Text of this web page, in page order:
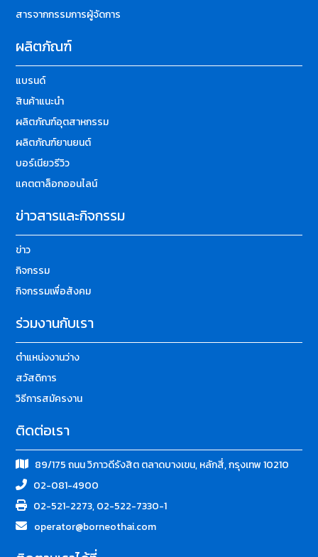
สารจากกรรมการผู้จัดการ
ผลิตภัณฑ์
แบรนด์
สินค้าแนะนำ
ผลิตภัณฑ์อุตสาหกรรม
ผลิตภัณฑ์ยานยนต์
บอร์เนียวรีวิว
แคตตาล็อกออนไลน์
ข่าวสารและกิจกรรม
ข่าว
กิจกรรม
กิจกรรมเพื่อสังคม
ร่วมงานกับเรา
ตำแหน่งงานว่าง
สวัสดิการ
วิธีการสมัครงาน
ติดต่อเรา
89/175 ถนน วิภาวดีรังสิต ตลาดบางเขน, หลักสี่, กรุงเทพ 10210
02-081-4900
02-521-2273, 02-522-7330-1
operator@borneothai.com